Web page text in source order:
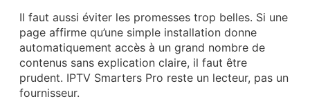
Il faut aussi éviter les promesses trop belles. Si une
page affirme qu’une simple installation donne
automatiquement accès à un grand nombre de
contenus sans explication claire, il faut être
prudent. IPTV Smarters Pro reste un lecteur, pas un
fournisseur.